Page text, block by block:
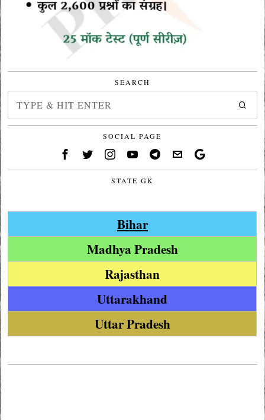
SEARCH
SOCIAL PAGE
STATE GK
Bihar
Madhya Pradesh
Rajasthan
Uttarakhand
Uttar Pradesh